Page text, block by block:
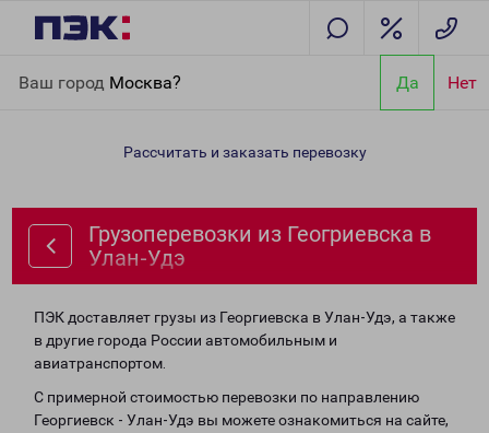
Ваш город Москва? Да Нет
Удэ
Рассчитать и заказать перевозку
Грузоперевозки из Геогриевска в
Улан-Удэ
ПЭК доставляет грузы из Георгиевска в Улан-Удэ, а также
в другие города России автомобильным и
авиатранспортом.
С примерной стоимостью перевозки по направлению
Георгиевск - Улан-Удэ вы можете ознакомиться на сайте,